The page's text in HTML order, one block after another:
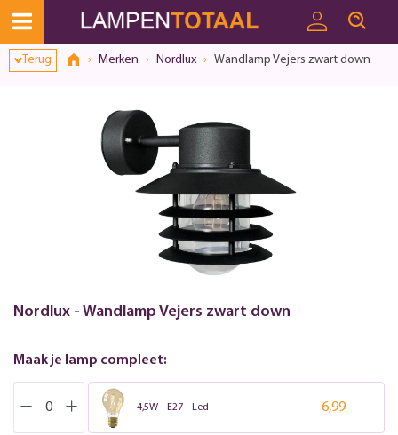
Terug Merken Nordlux Wandlamp Vejers zwart down
Nordlux - Wandlamp Vejers zwart down
Maak je lamp compleet:
4,5W - E27 - Led 6,99